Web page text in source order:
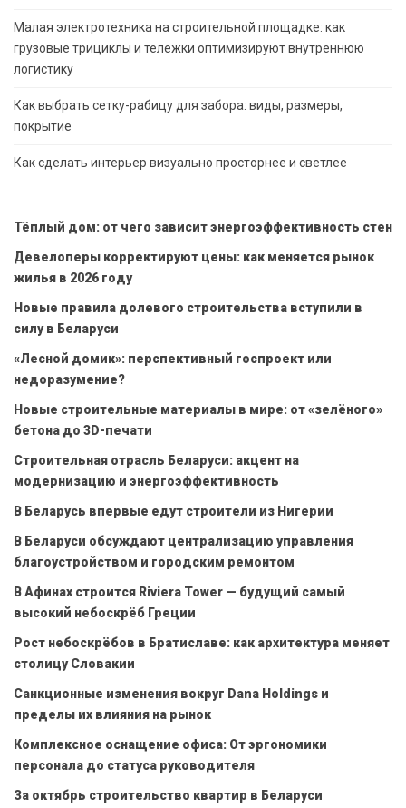
Малая электротехника на строительной площадке: как
грузовые трициклы и тележки оптимизируют внутреннюю
логистику
Как выбрать сетку-рабицу для забора: виды, размеры,
покрытие
Как сделать интерьер визуально просторнее и светлее
Тёплый дом: от чего зависит энергоэффективность стен
Девелоперы корректируют цены: как меняется рынок
жилья в 2026 году
Новые правила долевого строительства вступили в
силу в Беларуси
«Лесной домик»: перспективный госпроект или
недоразумение?
Новые строительные материалы в мире: от «зелёного»
бетона до 3D-печати
Строительная отрасль Беларуси: акцент на
модернизацию и энергоэффективность
В Беларусь впервые едут строители из Нигерии
В Беларуси обсуждают централизацию управления
благоустройством и городским ремонтом
В Афинах строится Riviera Tower — будущий самый
высокий небоскрёб Греции
Рост небоскрёбов в Братиславе: как архитектура меняет
столицу Словакии
Санкционные изменения вокруг Dana Holdings и
пределы их влияния на рынок
Комплексное оснащение офиса: От эргономики
персонала до статуса руководителя
За октябрь строительство квартир в Беларуси